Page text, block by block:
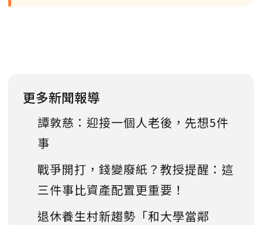
更多新聞報導
譚敦慈：迎接一個人老後，先想5件
事
戰爭開打，錢變廢紙？教授提醒：這
三件事比資產配置更重要！
退休養生村新趨勢「和大學當鄰